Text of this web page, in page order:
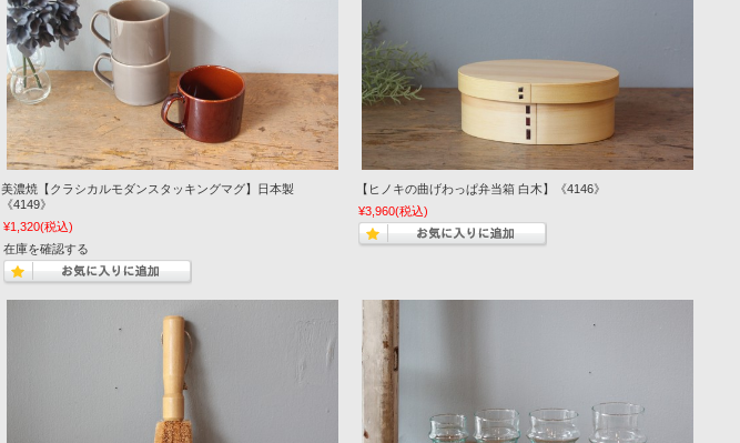
美濃焼【クラシカルモダンスタッキングマグ】日本製
《4149》
¥1,320(税込)
在庫を確認する
【ヒノキの曲げわっぱ弁当箱 白木】《4146》
¥3,960(税込)